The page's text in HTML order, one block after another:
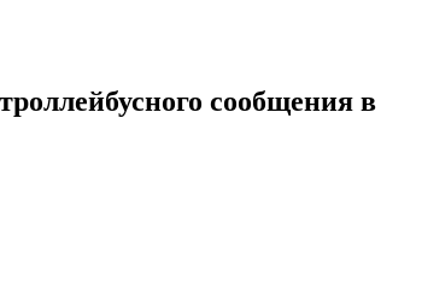
сообщения в